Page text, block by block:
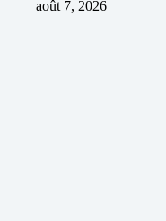
août 7, 2026